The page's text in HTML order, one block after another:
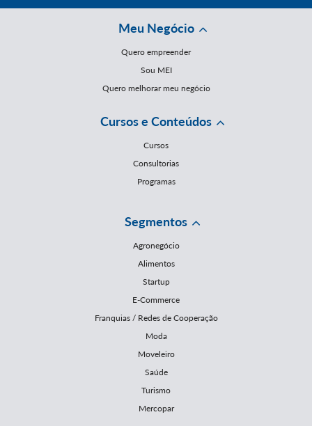
Meu Negócio
Quero empreender
Sou MEI
Quero melhorar meu negócio
Cursos e Conteúdos
Cursos
Consultorias
Programas
Segmentos
Agronegócio
Alimentos
Startup
E-Commerce
Franquias / Redes de Cooperação
Moda
Moveleiro
Saúde
Turismo
Mercopar